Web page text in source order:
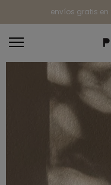
al
contenido
envíos gratis